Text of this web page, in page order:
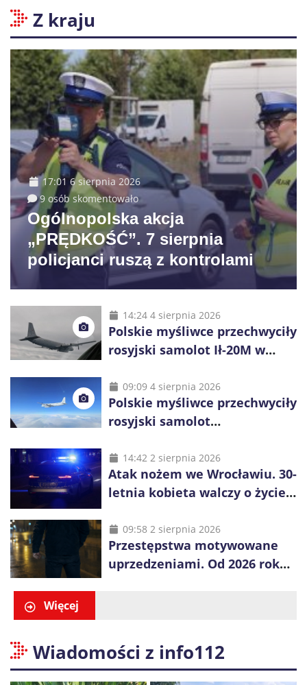
Z kraju
17:01 6 sierpnia 2026
9 osób skomentowało
Ogólnopolska akcja
„PRĘDKOŚĆ”. 7 sierpnia
policjanci ruszą z kontrolami
14:24 4 sierpnia 2026
Polskie myśliwce przechwyciły
rosyjski samolot Ił-20M w
09:09 4 sierpnia 2026
Polskie myśliwce przechwyciły
rosyjski samolot
14:42 2 sierpnia 2026
Atak nożem we Wrocławiu. 30-
letnia kobieta walczy o życie,
obywatela Ukrainy
09:58 2 sierpnia 2026
Przestępstwa motywowane
uprzedzeniami. Od 2026 roku
Więcej
Wiadomości z info112